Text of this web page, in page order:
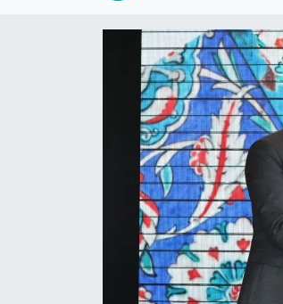
Tüm Manşetler
Son Dakika Haberleri